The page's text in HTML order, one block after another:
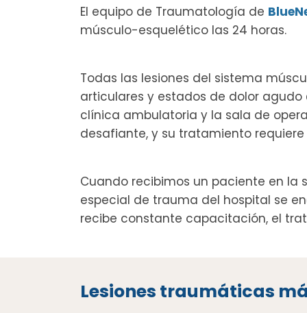
El equipo de Traumatología de
músculo-esquelético las 24 horas.
Todas las lesiones del sistema
articulares y estados de dolor
clínica ambulatoria y la sala de
desafiante, y su tratamiento
Cuando recibimos un paciente en la
especial de trauma del hospital se
recibe constante capacitación, el
Lesiones traumáticas